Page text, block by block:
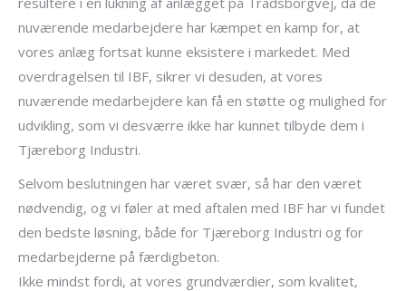
nuværende medarbejdere har kæmpet en kamp for, at
vores anlæg fortsat kunne eksistere i markedet. Med
overdragelsen til IBF, sikrer vi desuden, at vores
nuværende medarbejdere kan få en støtte og mulighed for
udvikling, som vi desværre ikke har kunnet tilbyde dem i
Tjæreborg Industri.
Selvom beslutningen har været svær, så har den været
nødvendig, og vi føler at med aftalen med IBF har vi fundet
den bedste løsning, både for Tjæreborg Industri og for
medarbejderne på færdigbeton.
Ikke mindst fordi, at vores grundværdier, som kvalitet,